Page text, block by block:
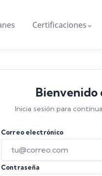
Certificaciones
Bienvenido
Inicia sesión para
Correo electrónico
Contraseña